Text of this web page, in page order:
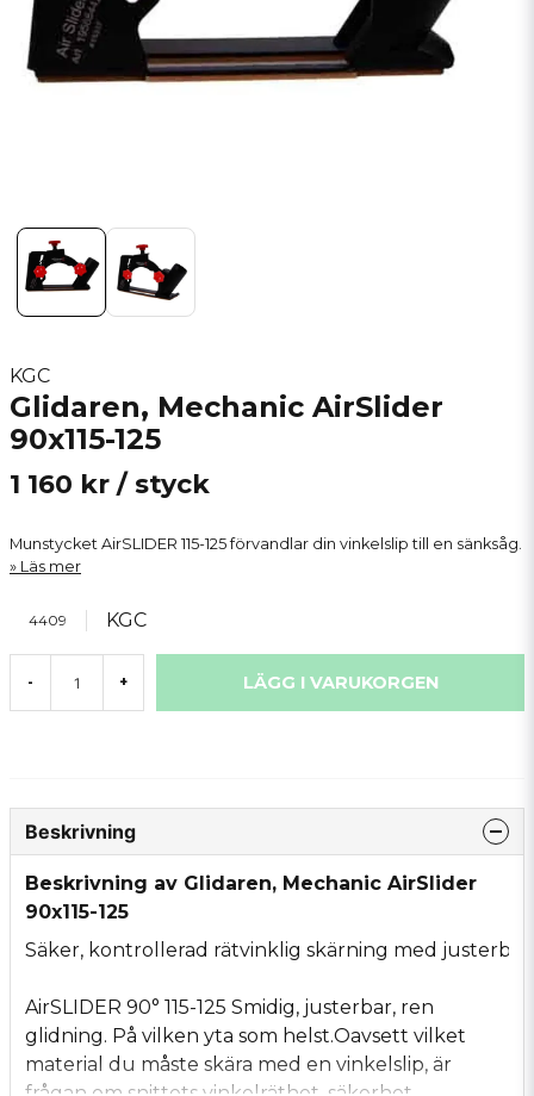
KGC
Glidaren, Mechanic AirSlider
90x115-125
1 160 kr / styck
Munstycket AirSLIDER 115-125 förvandlar din vinkelslip till en sänksåg.
Läs mer
4409 KGC
- + LÄGG I VARUKORGEN
Beskrivning
Beskrivning av Glidaren, Mechanic AirSlider
90x115-125
Säker, kontrollerad rätvinklig skärning med
AirSLIDER 90° 115-125 Smidig, justerbar, ren
glidning. På vilken yta som helst.Oavsett vilket
material du måste skära med en vinkelslip, är